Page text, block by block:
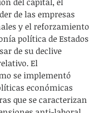
de las empresas
y el reforzamiento
política de Estados
de su declive
El
se implementó
económicas
que se caracterizan